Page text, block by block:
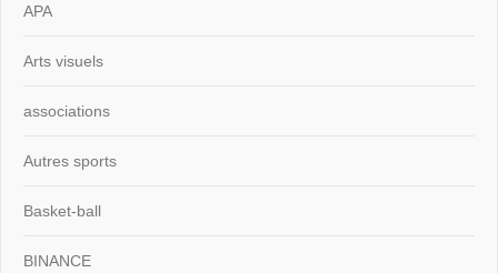
APA
Arts visuels
associations
Autres sports
Basket-ball
BINANCE